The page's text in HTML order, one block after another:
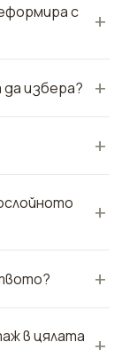
с
избера?
в цялата